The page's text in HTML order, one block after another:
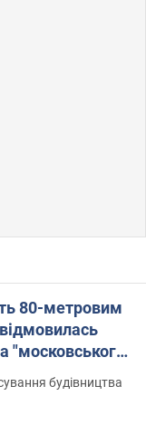
80-метровим
"московського
будівництва